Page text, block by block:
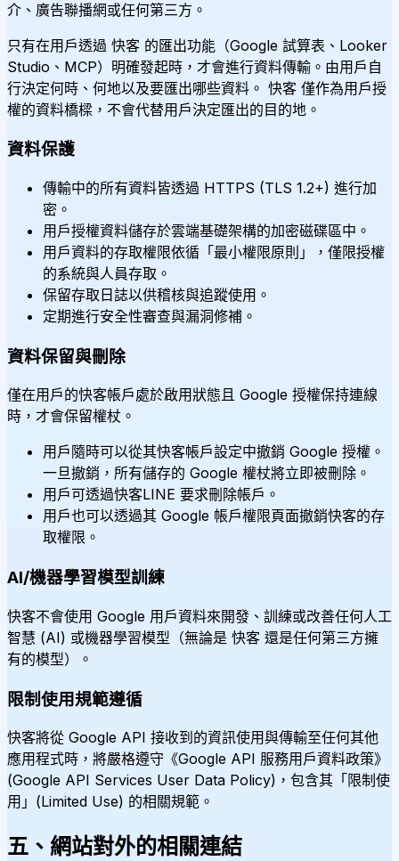
介、廣告聯播網或任何第三方。
只有在用戶透過 快客 的匯出功能（Google 試算表、Looker
Studio、MCP）明確發起時，才會進行資料傳輸。由用戶自
行決定何時、何地以及要匯出哪些資料。 快客 僅作為用戶授
權的資料橋樑，不會代替用戶決定匯出的目的地。
資料保護
傳輸中的所有資料皆透過 HTTPS (TLS 1.2+) 進行加
密。
用戶授權資料儲存於雲端基礎架構的加密磁碟區中。
用戶資料的存取權限依循「最小權限原則」，僅限授權
的系統與人員存取。
保留存取日誌以供稽核與追蹤使用。
定期進行安全性審查與漏洞修補。
資料保留與刪除
僅在用戶的快客帳戶處於啟用狀態且 Google 授權保持連線
時，才會保留權杖。
用戶隨時可以從其快客帳戶設定中撤銷 Google 授權。
一旦撤銷，所有儲存的 Google 權杖將立即被刪除。
用戶可透過快客LINE 要求刪除帳戶。
用戶也可以透過其 Google 帳戶權限頁面撤銷快客的存
取權限。
AI/機器學習模型訓練
快客不會使用 Google 用戶資料來開發、訓練或改善任何人工
智慧 (AI) 或機器學習模型（無論是 快客 還是任何第三方擁
有的模型）。
限制使用規範遵循
快客將從 Google API 接收到的資訊使用與傳輸至任何其他
應用程式時，將嚴格遵守《Google API 服務用戶資料政策》
(Google API Services User Data Policy)，包含其「限制使
用」(Limited Use) 的相關規範。
五、網站對外的相關連結